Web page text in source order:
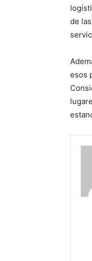
de
esos